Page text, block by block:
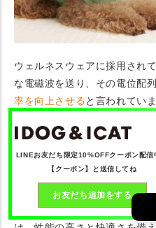
ウェルネスウェアに採用され
な電磁波を送り、その電位配
率を向上させると言われてい
つまずきによる重心の不安
高齢犬の歩行障害など
身体機能の様々な面に好影響
また、自律神経のバランスを
つながる効果も。科学的根拠
LINEお友だち限定10%OFFクーポン配信
【クーポン】と送信してね
お友だち追加をする